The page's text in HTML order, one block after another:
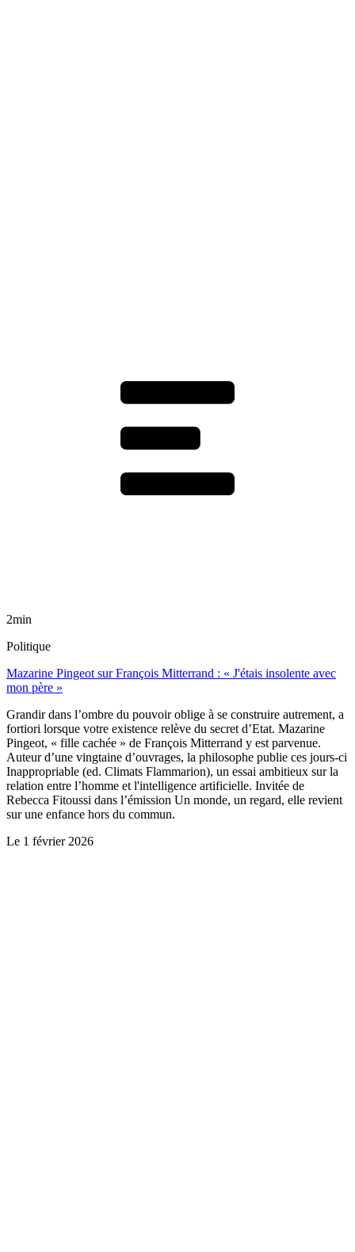
2min
Politique
Mazarine Pingeot sur François Mitterrand : « J'étais insolente avec
mon père »
Grandir dans l’ombre du pouvoir oblige à se construire autrement, a
fortiori lorsque votre existence relève du secret d’Etat. Mazarine
Pingeot, « fille cachée » de François Mitterrand y est parvenue.
Auteur d’une vingtaine d’ouvrages, la philosophe publie ces jours-ci
Inappropriable (ed. Climats Flammarion), un essai ambitieux sur la
relation entre l’homme et l'intelligence artificielle. Invitée de
Rebecca Fitoussi dans l’émission Un monde, un regard, elle revient
sur une enfance hors du commun.
Le 1 février 2026